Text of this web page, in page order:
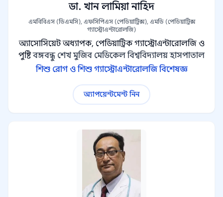
ডা. খান লামিয়া নাহিদ
এমবিবিএস (ডিএমসি), এফসিপিএস (পেডিয়াট্রিক্স), এমডি (পেডিয়াট্রিক্স
গ্যাস্ট্রোএন্টারোলজি)
অ্যাসোসিয়েট অধ্যাপক, পেডিয়াট্রিক গ্যাস্ট্রোএন্টারোলজি ও
পুষ্টি বঙ্গবন্ধু শেখ মুজিব মেডিকেল বিশ্ববিদ্যালয় হাসপাতাল
শিশু রোগ ও শিশু গ্যাস্ট্রোএন্টারোলজি বিশেষজ্ঞ
অ্যাপয়েন্টমেন্ট নিন